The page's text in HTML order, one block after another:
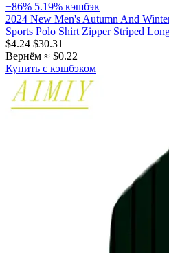
−86% 5.19% кэшбэк
2024 New Men's Autumn And
Sports Polo Shirt Zipper Striped
$4.24 $30.31
Вернём ≈ $0.22
Купить с кэшбэком